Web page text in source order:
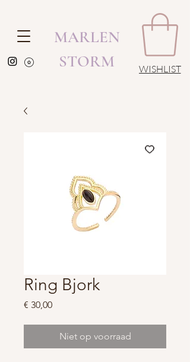
MARLEN
STORM
WISHLIST
Ring Bjork
€ 30,00Prijs
Niet op voorraad